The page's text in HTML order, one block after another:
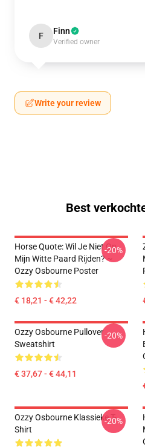
F Finn
Verified owner
Write your review
Best
Horse Quote: Wil Je Niet Op
Mijn Witte Paard Rijden? ~
Ozzy Osbourne Poster
€ 18,21 - € 42,22
-20%
Ozzy Osbourne Pullover
Sweatshirt
€ 37,67 - € 44,11
-20%
Ozzy Osbourne Klassieke T-
Shirt
-20%